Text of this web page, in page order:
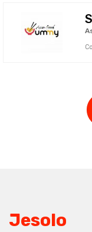
Jesolo